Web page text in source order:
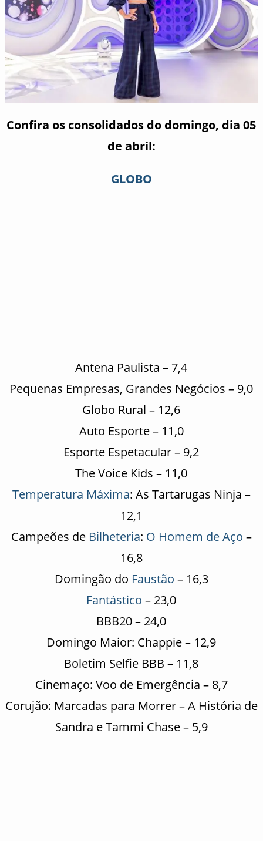
Confira os consolidados do domingo, dia 05
de abril:
GLOBO
Antena Paulista – 7,4
Pequenas Empresas, Grandes Negócios – 9,0
Globo Rural – 12,6
Auto Esporte – 11,0
Esporte Espetacular – 9,2
The Voice Kids – 11,0
Temperatura Máxima: As Tartarugas Ninja –
12,1
Campeões de Bilheteria: O Homem de Aço –
16,8
Domingão do Faustão – 16,3
Fantástico – 23,0
BBB20 – 24,0
Domingo Maior: Chappie – 12,9
Boletim Selfie BBB – 11,8
Cinemaço: Voo de Emergência – 8,7
Corujão: Marcadas para Morrer – A História de
Sandra e Tammi Chase – 5,9